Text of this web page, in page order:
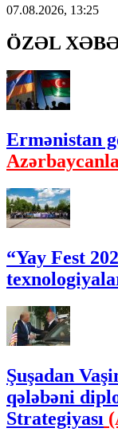
07.08.2026, 13:25
ÖZƏL
Ermənistan
“Yay Fest
Şuşadan
qələbəni
Strategiyası